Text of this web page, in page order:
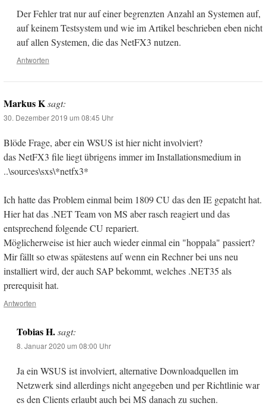
Der Fehler trat nur auf einer begrenzten Anzahl an Systemen auf,
auf keinem Testsystem und wie im Artikel beschrieben eben nicht
auf allen Systemen, die das NetFX3 nutzen.
Antworten
Markus Ksagt:
30. Dezember 2019 um 08:45 Uhr
Blöde Frage, aber ein WSUS ist hier nicht involviert?
das NetFX3 file liegt übrigens immer im Installationsmedium in
..\sources\sxs\*netfx3*
Ich hatte das Problem einmal beim 1809 CU das den IE gepatcht hat.
Hier hat das .NET Team von MS aber rasch reagiert und das
entsprechend folgende CU repariert.
Möglicherweise ist hier auch wieder einmal ein "hoppala" passiert?
Mir fällt so etwas spätestens auf wenn ein Rechner bei uns neu
installiert wird, der auch SAP bekommt, welches .NET35 als
prerequisit hat.
Antworten
Tobias H. sagt:
8. Januar 2020 um 08:00 Uhr
Ja ein WSUS ist involviert, alternative Downloadquellen im
Netzwerk sind allerdings nicht angegeben und per Richtlinie war
es den Clients erlaubt auch bei MS danach zu suchen.